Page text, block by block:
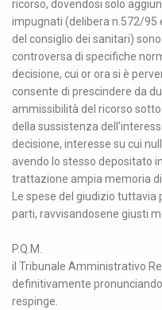
ricorso, dovendosi solo
impugnati (delibera n.572/95
del consiglio dei sanitari)
controversa di specifiche
decisione, cui or ora si è
consente di prescindere da
ammissibilità del ricorso
della sussistenza
decisione, interesse su cui
avendo lo stesso depositato
trattazione ampia memoria
Le spese del giudizio
parti, ravvisandosene giusti
P.Q.M.
il Tribunale Amministrativo
definitivamente
respinge.